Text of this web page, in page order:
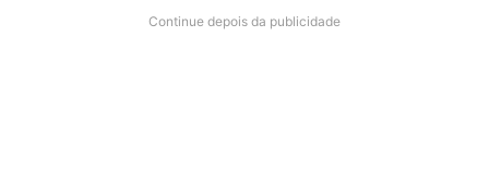
Continue depois da publicidade